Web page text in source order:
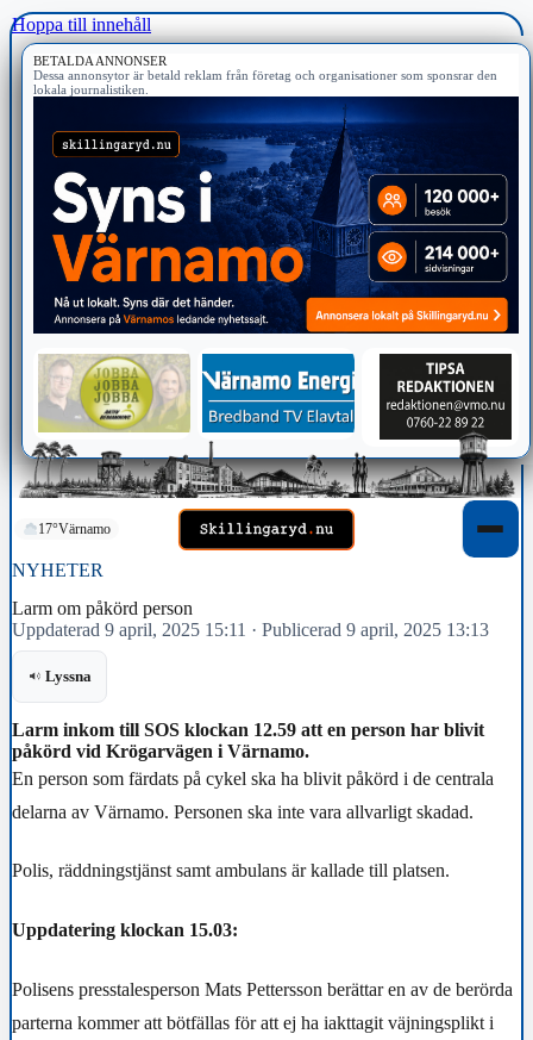
Hoppa till innehåll
BETALDA ANNONSER
Dessa annonsytor är betald reklam från företag och organisationer som sponsrar den
lokala journalistiken.
17°Värnamo
NYHETER
Larm om påkörd person
Uppdaterad 9 april, 2025 15:11 · Publicerad 9 april, 2025 13:13
Lyssna
Larm inkom till SOS klockan 12.59 att en person har blivit
påkörd vid Krögarvägen i Värnamo.
En person som färdats på cykel ska ha blivit påkörd i de centrala
delarna av Värnamo. Personen ska inte vara allvarligt skadad.
Polis, räddningstjänst samt ambulans är kallade till platsen.
Uppdatering klockan 15.03:
Polisens presstalesperson Mats Pettersson berättar en av de berörda
parterna kommer att bötfällas för att ej ha iakttagit väjningsplikt i